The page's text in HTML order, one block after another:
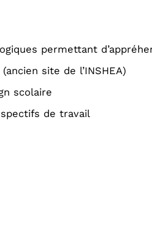
permettant
site de l’INSHEA)
scolaire
de travail